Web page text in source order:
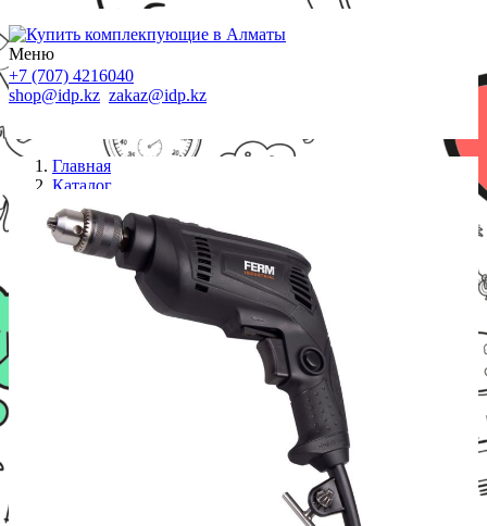
Меню
+7 (707) 4216040
shop@idp.kz zakaz@idp.kz
Главная
Каталог
Электроинструменты
Дрель безударная Ferm PDM1048P 450W